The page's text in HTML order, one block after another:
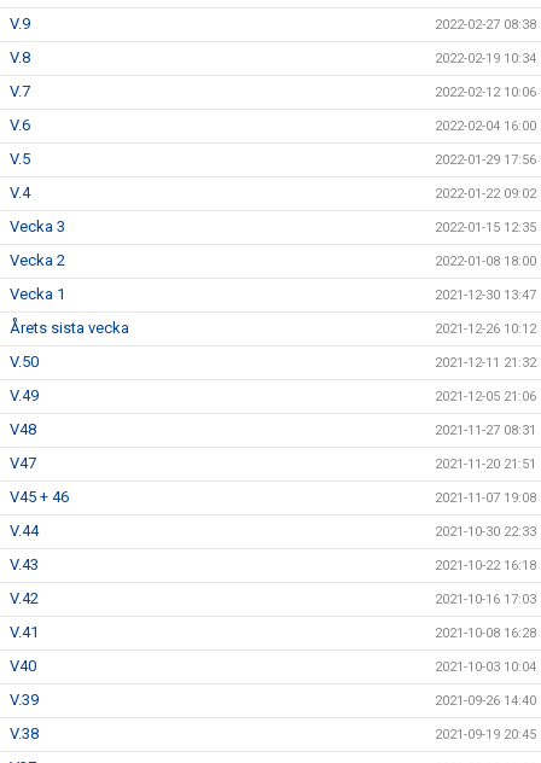
V.9 2022-02-27 08:38
V.8 2022-02-19 10:34
V.7 2022-02-12 10:06
V.6 2022-02-04 16:00
V.5 2022-01-29 17:56
V.4 2022-01-22 09:02
Vecka 3 2022-01-15 12:35
Vecka 2 2022-01-08 18:00
Vecka 1 2021-12-30 13:47
Årets sista vecka 2021-12-26 10:12
V.50 2021-12-11 21:32
V.49 2021-12-05 21:06
V48 2021-11-27 08:31
V47 2021-11-20 21:51
V45 + 46 2021-11-07 19:08
V.44 2021-10-30 22:33
V.43 2021-10-22 16:18
V.42 2021-10-16 17:03
V.41 2021-10-08 16:28
V40 2021-10-03 10:04
V.39 2021-09-26 14:40
V.38 2021-09-19 20:45